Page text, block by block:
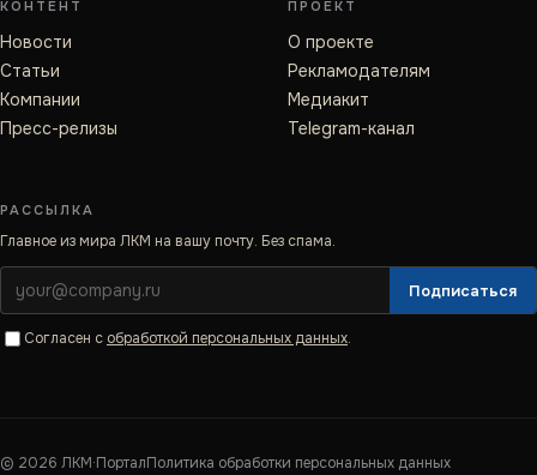
КОНТЕНТ
Новости
Статьи
Компании
Пресс-релизы
ПРОЕКТ
О проекте
Рекламодателям
Медиакит
Telegram-канал
РАССЫЛКА
Главное из мира ЛКМ на вашу почту. Без спама.
Подписаться
Согласен с обработкой персональных данных.
© 2026 ЛКМ·ПорталПолитика обработки персональных данных